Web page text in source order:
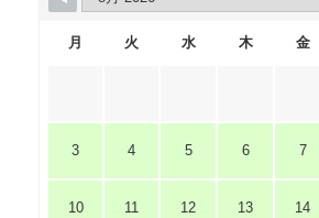
月 火 水 木 金
3 4 5 6 7
10 11 12 13 14